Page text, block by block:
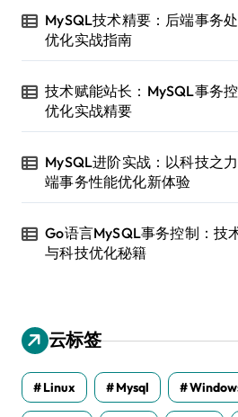
MySQL技术精要：后端事务
优化实战指南
技术赋能站长：MySQL事务
优化实战精要
MySQL进阶实战：以科技之
端事务性能优化新体验
Go语言MySQL事务控制：技
与科技优化秘籍
云标签
Linux Mysql